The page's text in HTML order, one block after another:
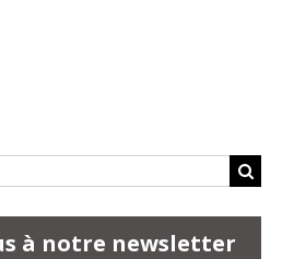
à notre newsletter